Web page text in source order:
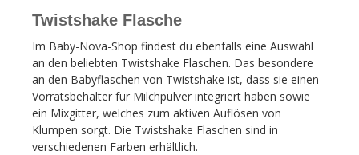
Twistshake Flasche
Im Baby-Nova-Shop findest du ebenfalls eine Auswahl
an den beliebten Twistshake Flaschen. Das besondere
an den Babyflaschen von Twistshake ist, dass sie einen
Vorratsbehälter für Milchpulver integriert haben sowie
ein Mixgitter, welches zum aktiven Auflösen von
Klumpen sorgt. Die Twistshake Flaschen sind in
verschiedenen Farben erhältlich.